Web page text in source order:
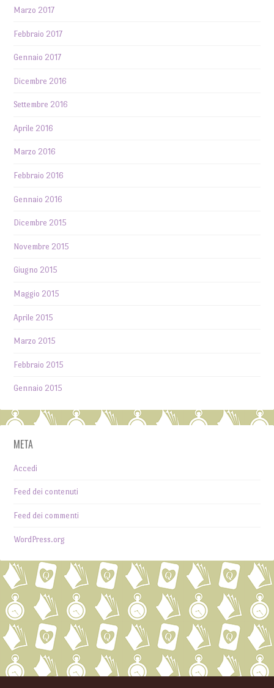
Marzo 2017
Febbraio 2017
Gennaio 2017
Dicembre 2016
Settembre 2016
Aprile 2016
Marzo 2016
Febbraio 2016
Gennaio 2016
Dicembre 2015
Novembre 2015
Giugno 2015
Maggio 2015
Aprile 2015
Marzo 2015
Febbraio 2015
Gennaio 2015
META
Accedi
Feed dei contenuti
Feed dei commenti
WordPress.org